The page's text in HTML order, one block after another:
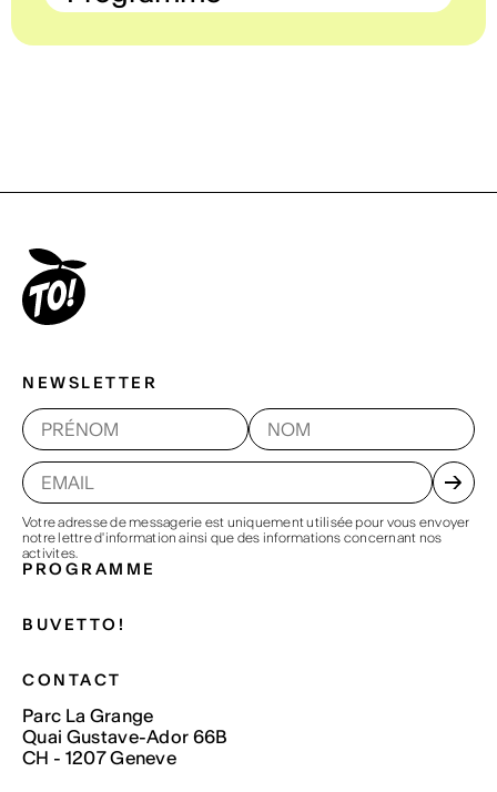
NEWSLETTER
Votre adresse de messagerie est uniquement utilisée pour vous envoyer
notre lettre d'information ainsi que des informations concernant nos
activites.
PROGRAMME
BUVETTO!
CONTACT
Parc La Grange
Quai Gustave-Ador 66B
CH - 1207 Geneve